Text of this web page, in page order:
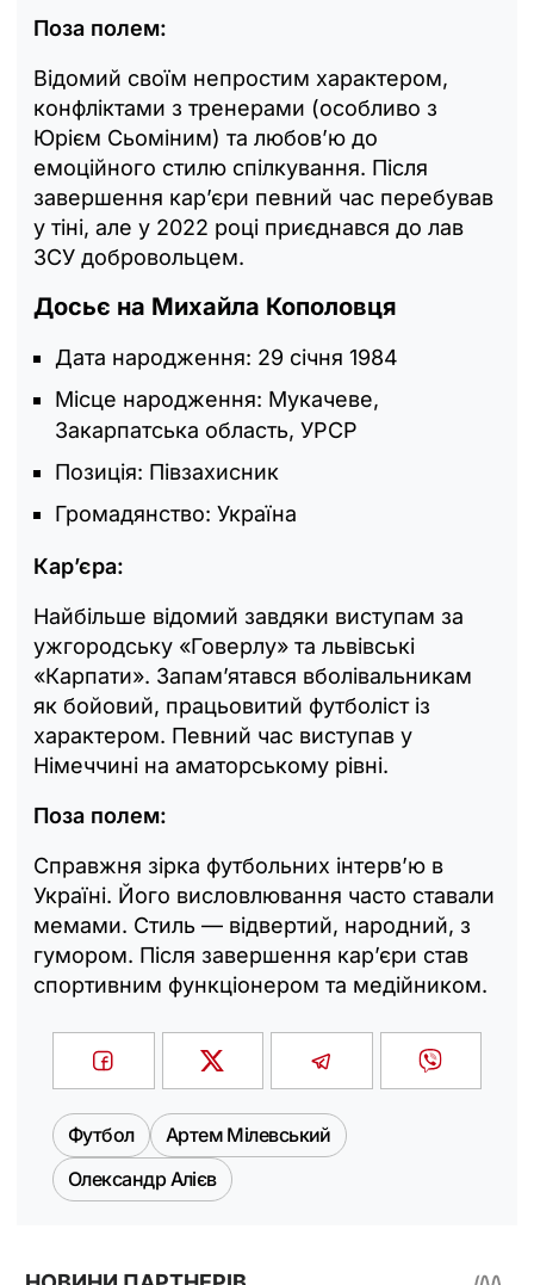
Поза полем:
Відомий своїм непростим характером,
конфліктами з тренерами (особливо з
Юрієм Сьоміним) та любов’ю до
емоційного стилю спілкування. Після
завершення кар’єри певний час перебував
у тіні, але у 2022 році приєднався до лав
ЗСУ добровольцем.
Досьє на Михайла Кополовця
Дата народження: 29 січня 1984
Місце народження: Мукачеве,
Закарпатська область, УРСР
Позиція: Півзахисник
Громадянство: Україна
Кар’єра:
Найбільше відомий завдяки виступам за
ужгородську «Говерлу» та львівські
«Карпати». Запам’ятався вболівальникам
як бойовий, працьовитий футболіст із
характером. Певний час виступав у
Німеччині на аматорському рівні.
Поза полем:
Справжня зірка футбольних інтерв’ю в
Україні. Його висловлювання часто ставали
мемами. Стиль — відвертий, народний, з
гумором. Після завершення кар’єри став
спортивним функціонером та медійником.
Футбол
Артем Мілевський
Олександр Алієв